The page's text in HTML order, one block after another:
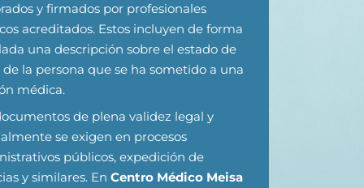
y firmados por profesionales
acreditados. Estos incluyen de forma
una descripción sobre el estado de
de la persona que se ha sometido a una
médica.
de plena validez legal y
se exigen en procesos
públicos, expedición de
y similares. EnCentro Médico Meisa